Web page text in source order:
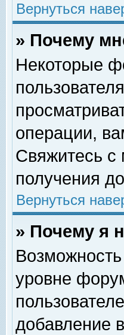
Вернуться
» Почему
Некоторые
операции,
Свяжитесь
получения
Вернуться
» Почему я
уровне
добавление